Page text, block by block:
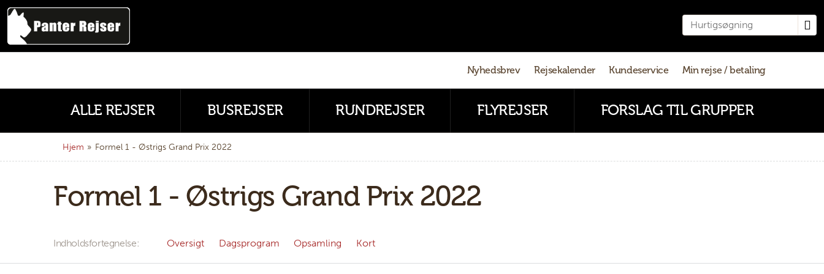
Nyhedsbrev Rejsekalender Kundeservice Min rejse / betaling
ALLE REJSER BUSREJSER RUNDREJSER FLYREJSER FORSLAG TIL GRUPPER
Hjem » Formel 1 - Østrigs Grand Prix 2022
Formel 1 - Østrigs Grand Prix 2022
Indholdsfortegnelse Oversigt Dagsprogram Opsamling Kort